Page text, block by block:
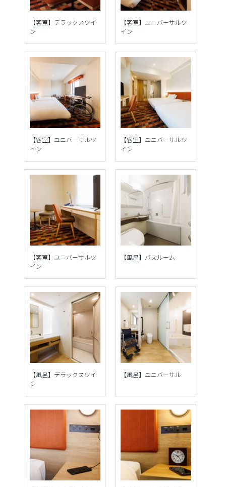
【客室】デラックスツイ
ン
【客室】ユニバーサルツ
イン
【客室】ユニバーサルツ
イン
【客室】ユニバーサルツ
イン
【客室】ユニバーサルツ
イン
【風呂】バスルーム
【風呂】デラックスツイ
ン
【風呂】ユニバーサル